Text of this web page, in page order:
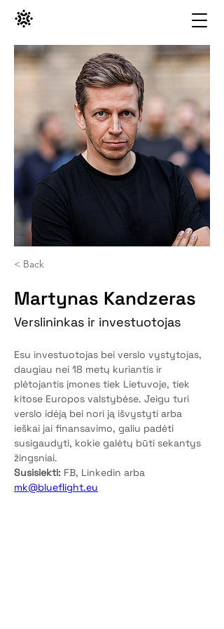
< Back
Martynas Kandzeras
Verslininkas ir investuotojas
Esu investuotojas bei verslo vystytojas,
daugiau nei 18 metų kuriantis ir
plėtojantis įmones tiek Lietuvoje, tiek
kitose Europos valstybėse. Jeigu turi
verslo idėją bei nori ją išvystyti arba
ieškai jai finansavimo, galiu padėti
susigaudyti, kokie galėtų būti sekantys
žingsniai.
Susisiekti: FB, Linkedin arba
mk@blueflight.eu